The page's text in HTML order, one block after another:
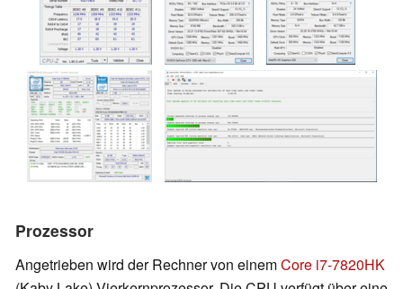
Prozessor
Angetrieben wird der Rechner von einemCore i7-7820HK